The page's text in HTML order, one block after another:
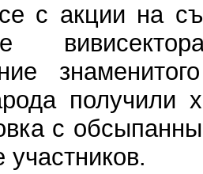
с акции на
получили
с
участников.